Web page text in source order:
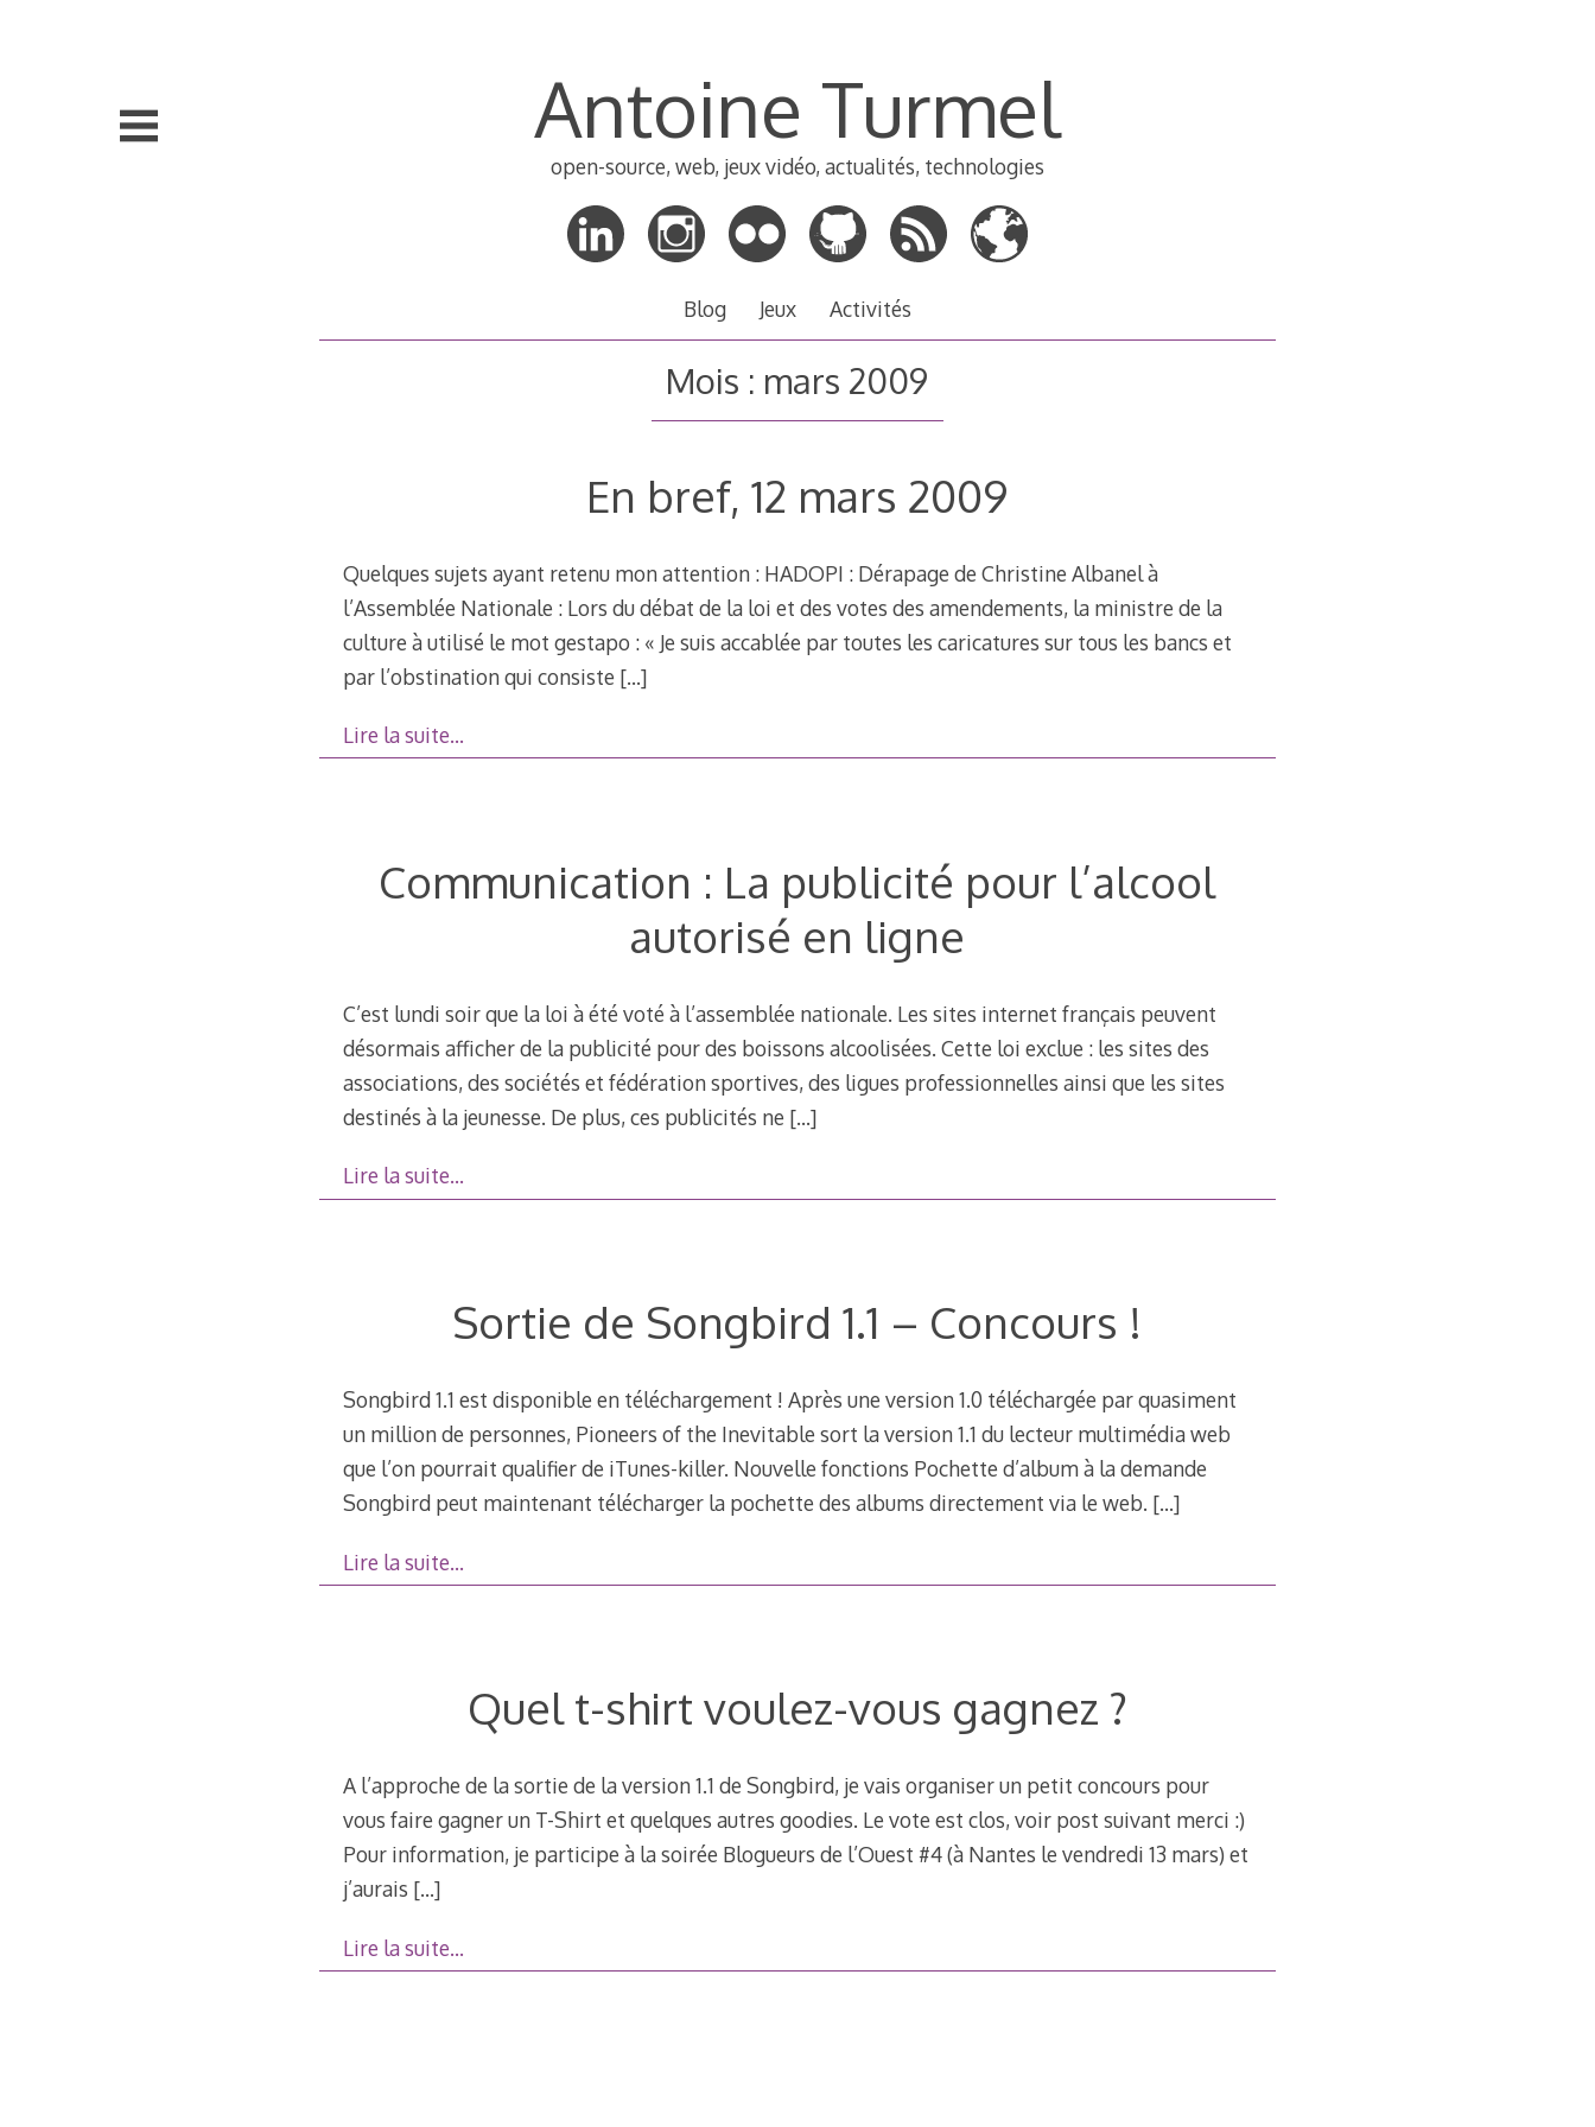
Antoine Turmel
open-source, web, jeux vidéo, actualités, technologies
Blog Jeux Activités
Mois : mars 2009
En bref, 12 mars 2009
Quelques sujets ayant retenu mon attention : HADOPI : Dérapage de Christine Albanel à
l’Assemblée Nationale : Lors du débat de la loi et des votes des amendements, la ministre de la
culture à utilisé le mot gestapo : « Je suis accablée par toutes les caricatures sur tous les bancs et
par l’obstination qui consiste […]
Lire la suite…
Communication : La publicité pour l’alcool
autorisé en ligne
C’est lundi soir que la loi à été voté à l’assemblée nationale. Les sites internet français peuvent
désormais afficher de la publicité pour des boissons alcoolisées. Cette loi exclue : les sites des
associations, des sociétés et fédération sportives, des ligues professionnelles ainsi que les sites
destinés à la jeunesse. De plus, ces publicités ne […]
Lire la suite…
Sortie de Songbird 1.1 – Concours !
Songbird 1.1 est disponible en téléchargement ! Après une version 1.0 téléchargée par quasiment
un million de personnes, Pioneers of the Inevitable sort la version 1.1 du lecteur multimédia web
que l’on pourrait qualifier de iTunes-killer. Nouvelle fonctions Pochette d’album à la demande
Songbird peut maintenant télécharger la pochette des albums directement via le web. […]
Lire la suite…
Quel t-shirt voulez-vous gagnez ?
A l’approche de la sortie de la version 1.1 de Songbird, je vais organiser un petit concours pour
vous faire gagner un T-Shirt et quelques autres goodies. Le vote est clos, voir post suivant merci :)
Pour information, je participe à la soirée Blogueurs de l’Ouest #4 (à Nantes le vendredi 13 mars) et
j’aurais […]
Lire la suite…